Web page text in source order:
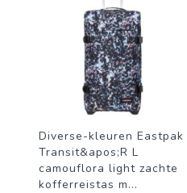
Diverse-kleuren Eastpak
Transit&apos;R L
camouflora light zachte
kofferreistas m...